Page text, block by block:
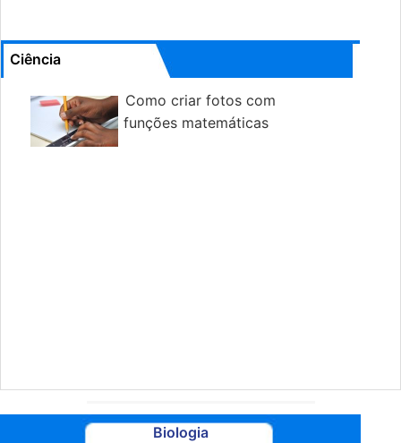
Ciência
Como criar fotos com
funções matemáticas
Biologia